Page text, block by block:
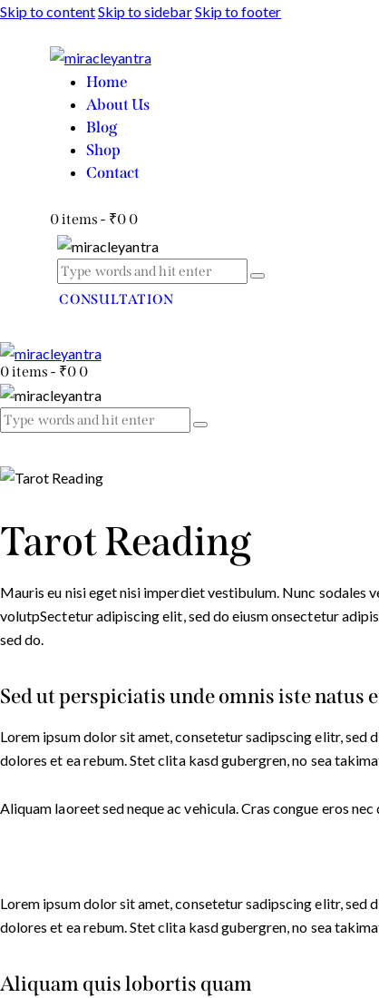
Skip to contentSkip to sidebarSkip to footer
Home
About Us
Blog
Shop
Contact
0 items - ₹0 0
CONSULTATION
0 items - ₹0 0
Tarot Reading
Mauris eu nisi eget nisi imperdiet vestibulum. Nunc sodales
volutpSectetur adipiscing elit, sed do eiusm onsectetur
sed do.
Sed ut perspiciatis unde omnis iste natus
Lorem ipsum dolor sit amet, consetetur sadipscing elitr, sed
dolores et ea rebum. Stet clita kasd gubergren, no sea
Aliquam laoreet sed neque ac vehicula. Cras congue eros
Lorem ipsum dolor sit amet, consetetur sadipscing elitr, sed
dolores et ea rebum. Stet clita kasd gubergren, no sea
Aliquam quis lobortis quam